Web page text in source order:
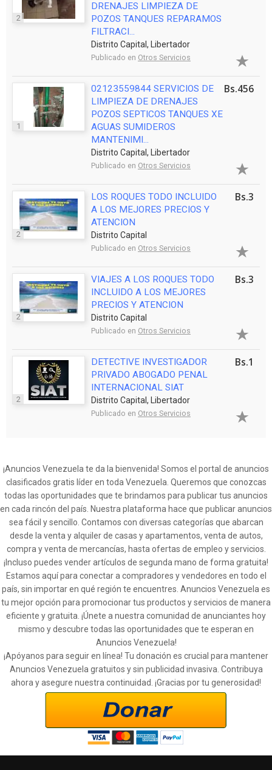
2
DRENAJES LIMPIEZA DE
POZOS TANQUES REPARAMOS
FILTRACI...
Distrito Capital, Libertador
Publicado en Otros Servicios
1
02123559844 SERVICIOS DE
LIMPIEZA DE DRENAJES
POZOS SEPTICOS TANQUES XE
AGUAS SUMIDEROS
MANTENIMI...
Distrito Capital, Libertador
Publicado en Otros Servicios
Bs.456
2
LOS ROQUES TODO INCLUIDO
A LOS MEJORES PRECIOS Y
ATENCION
Distrito Capital
Publicado en Otros Servicios
Bs.3
2
VIAJES A LOS ROQUES TODO
INCLUIDO A LOS MEJORES
PRECIOS Y ATENCION
Distrito Capital
Publicado en Otros Servicios
Bs.3
2
DETECTIVE INVESTIGADOR
PRIVADO ABOGADO PENAL
INTERNACIONAL SIAT
Distrito Capital, Libertador
Publicado en Otros Servicios
Bs.1
¡Anuncios Venezuela te da la bienvenida! Somos el portal de anuncios
clasificados gratis líder en toda Venezuela. Queremos que conozcas
todas las oportunidades que te brindamos para publicar tus anuncios
en cada rincón del país. Nuestra plataforma hace que publicar anuncios
sea fácil y sencillo. Contamos con diversas categorías que abarcan
desde la venta y alquiler de casas y apartamentos, venta de autos,
compra y venta de mercancías, hasta ofertas de empleo y servicios.
¡Incluso puedes vender artículos de segunda mano de forma gratuita!
Estamos aquí para conectar a compradores y vendedores en todo el
país, sin importar en qué región te encuentres. Anuncios Venezuela es
tu mejor opción para promocionar tus productos y servicios de manera
eficiente y gratuita. ¡Únete a nuestra comunidad de anunciantes hoy
mismo y descubre todas las oportunidades que te esperan en
Anuncios Venezuela!
¡Apóyanos para seguir en línea! Tu donación es crucial para mantener
Anuncios Venezuela gratuitos y sin publicidad invasiva. Contribuya
ahora y asegure nuestra continuidad. ¡Gracias por tu generosidad!